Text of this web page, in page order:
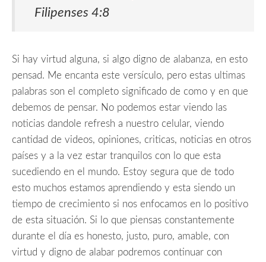
Filipenses 4:8
Si hay virtud alguna, si algo digno de alabanza, en esto
pensad. Me encanta este versículo, pero estas ultimas
palabras son el completo significado de como y en que
debemos de pensar. No podemos estar viendo las
noticias dandole refresh a nuestro celular, viendo
cantidad de videos, opiniones, criticas, noticias en otros
países y a la vez estar tranquilos con lo que esta
sucediendo en el mundo. Estoy segura que de todo
esto muchos estamos aprendiendo y esta siendo un
tiempo de crecimiento si nos enfocamos en lo positivo
de esta situación. Si lo que piensas constantemente
durante el día es honesto, justo, puro, amable, con
virtud y digno de alabar podremos continuar con